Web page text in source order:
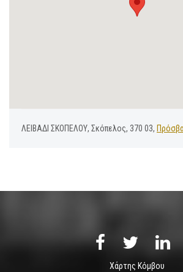
ΛΕΙΒΑΔΙ ΣΚΟΠΕΛΟΥ, Σκόπελος, 370 03,
Χάρτης Κόμβου